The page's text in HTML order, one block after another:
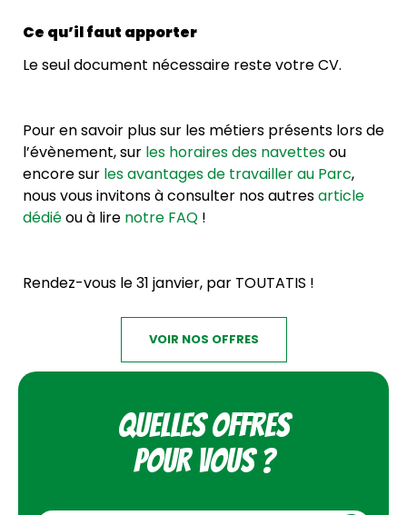
Ce qu’il faut apporter
Le seul document nécessaire reste votre CV.
Pour en savoir plus sur les métiers présents lors de
l’évènement, sur les horaires des navettesou
encore sur les avantages de travailler au Parc,
nous vous invitons à consulter nos autresarticle
dédiéou à lire notre FAQ !
Rendez-vous le 31 janvier, par TOUTATIS !
VOIR NOS OFFRES
Quelles offres
pour vous ?